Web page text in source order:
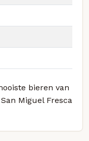
bieren van
Miguel Fresca